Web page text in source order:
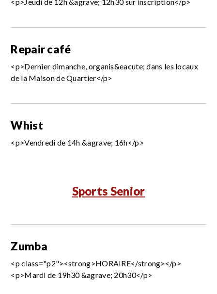
<p>Jeudi de 12h &agrave; 12h30 sur inscription</p>
Repair café
<p>Dernier dimanche, organis&eacute; dans les locaux
de la Maison de Quartier</p>
Whist
<p>Vendredi de 14h &agrave; 16h</p>
Sports Senior
Zumba
<p class="p2"><strong>HORAIRE</strong></p>
<p>Mardi de 19h30 &agrave; 20h30</p>